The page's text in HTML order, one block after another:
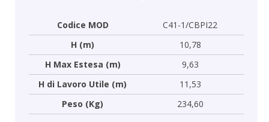
Codice MOD
C41-1/CBPI22
H (m)
10,78
H Max Estesa (m)
9,63
H di Lavoro Utile (m)
11,53
Peso (Kg)
234,60